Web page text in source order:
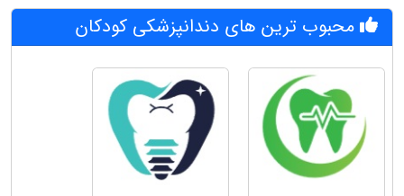
محبوب ترین های دندانپزشکی کودکان